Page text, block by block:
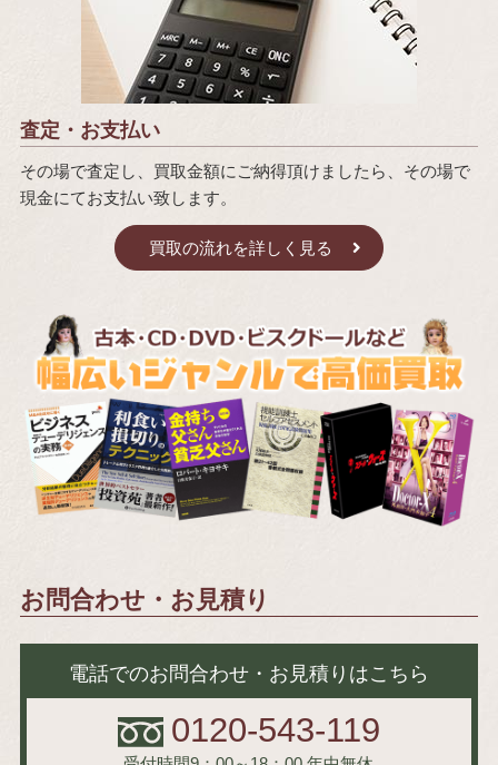
査定・お支払い
その場で査定し、買取金額にご納得頂けましたら、その場で
現金にてお支払い致します。
買取の流れを詳しく見る
お問合わせ・お見積り
電話でのお問合わせ・お見積りはこちら
0120-543-119